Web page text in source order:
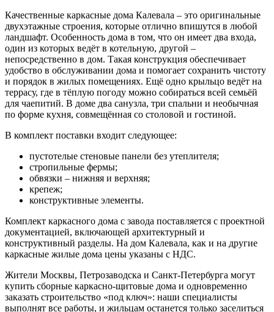
Качественные каркасные дома Калевала – это оригинальные
двухэтажные строения, которые отлично впишутся в любой
ландшафт. Особенность дома в том, что он имеет два входа,
один из которых ведёт в котельную, другой –
непосредственно в дом. Такая конструкция обеспечивает
удобство в обслуживании дома и помогает сохранить чистоту
и порядок в жилых помещениях. Ещё одно крыльцо ведёт на
террасу, где в тёплую погоду можно собираться всей семьёй
для чаепитий. В доме два санузла, три спальни и необычная
по форме кухня, совмещённая со столовой и гостиной.
В комплект поставки входит следующее:
пустотелые стеновые панели без утеплителя;
стропильные фермы;
обвязки – нижняя и верхняя;
крепеж;
конструктивные элементы.
Комплект каркасного дома с завода поставляется с проектной
документацией, включающей архитектурный и
конструктивный разделы. На дом Калевала, как и на другие
каркасные жилые дома цены указаны с НДС.
Жители Москвы, Петрозаводска и Санкт-Петербурга могут
купить сборные каркасно-щитовые дома и одновременно
заказать строительство «под ключ»: наши специалисты
выполнят все работы, и жильцам останется только заселиться